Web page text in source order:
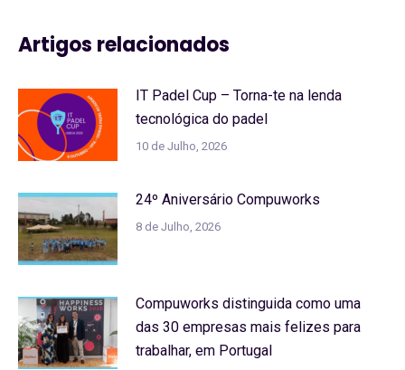
Artigos relacionados
IT Padel Cup – Torna-te na lenda
tecnológica do padel
10 de Julho, 2026
24º Aniversário Compuworks
8 de Julho, 2026
Compuworks distinguida como uma
das 30 empresas mais felizes para
trabalhar, em Portugal